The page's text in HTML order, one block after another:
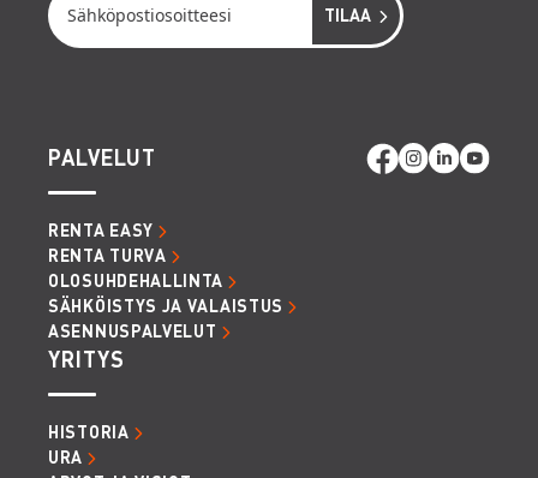
PALVELUT
RENTA EASY
RENTA TURVA
OLOSUHDEHALLINTA
SÄHKÖISTYS JA VALAISTUS
ASENNUSPALVELUT
YRITYS
HISTORIA
URA